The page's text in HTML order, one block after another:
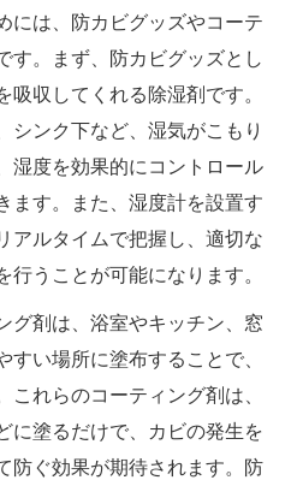
には、防カビグッズやコーテ
す。まず、防カビグッズとし
吸収してくれる除湿剤です。
シンク下など、湿気がこもり
湿度を効果的にコントロール
ます。また、湿度計を設置す
アルタイムで把握し、適切な
行うことが可能になります。
グ剤は、浴室やキッチン、窓
すい場所に塗布することで、
これらのコーティング剤は、
に塗るだけで、カビの発生を
防ぐ効果が期待されます。防